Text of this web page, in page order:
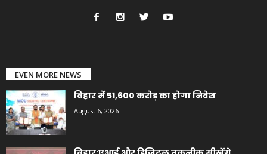
EVEN MORE NEWS
बिहार में 51,600 करोड़ का होगा निवेश
August 6, 2026